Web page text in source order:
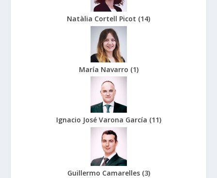
Natàlia Cortell Picot (14)
María Navarro (1)
Ignacio José Varona García (11)
Guillermo Camarelles (3)